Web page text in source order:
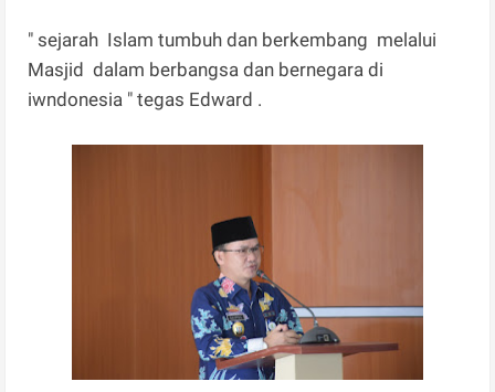
" sejarah Islam tumbuh dan berkembang melalui
Masjid dalam berbangsa dan bernegara di
iwndonesia " tegas Edward .